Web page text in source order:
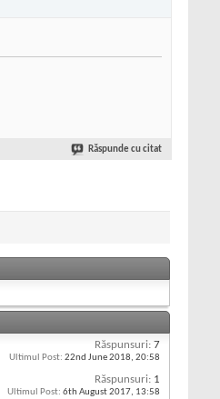
Răspunde cu citat
Răspunsuri: 7
Ultimul Post: 22nd June 2018, 20:58
Răspunsuri: 1
Ultimul Post: 6th August 2017, 13:58